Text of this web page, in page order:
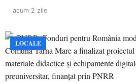
acum 2 zile
LOCALE